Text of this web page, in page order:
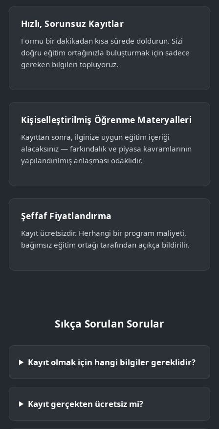
Hızlı, Sorunsuz Kayıtlar
Formu bir dakikadan kısa sürede doldurun. Sizi
doğru eğitim ortağınızla buluşturmak için sadece
gereken bilgileri topluyoruz.
Kişiselleştirilmiş Öğrenme Materyalleri
Kayıttan sonra, ilginize uygun eğitim içeriği
alacaksınız — farkındalık ve piyasa kavramlarının
yapılandırılmış anlaşması odaklıdır.
Şeffaf Fiyatlandırma
Kayıt ücretsizdir. Herhangi bir program maliyeti,
bağımsız eğitim ortağı tarafından açıkça bildirilir.
Sıkça Sorulan Sorular
Kayıt olmak için hangi bilgiler gereklidir?
Kayıt gerçekten ücretsiz mi?